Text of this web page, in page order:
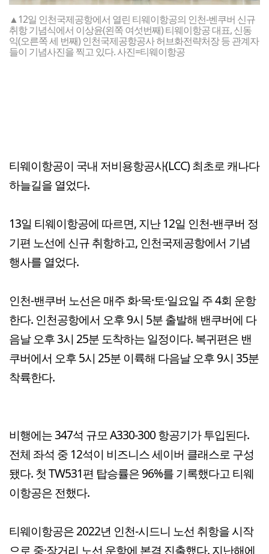
▲12일 인천국제공항에서 열린 티웨이항공의 인천-벤쿠버 신규
취항 기념식에서 이상윤(왼쪽 여섯번째) 티웨이항공 대표, 신동
익(오른쪽 세 번째) 인천국제공항공사 허브화전략처장 등 관계자
들이 기념사진을 찍고 있다. 사진=티웨이항공
티웨이항공이 국내 저비용항공사(LCC) 최초로 캐나다
하늘길을 열었다.
13일 티웨이항공에 따르면, 지난 12일 인천-밴쿠버 정
기편 노선에 신규 취항하고, 인천국제공항에서 기념
행사를 열었다.
인천-밴쿠버 노선은 매주 화·목·토·일요일 주 4회 운항
한다. 인천공항에서 오후 9시 5분 출발해 밴쿠버에 다
음날 오후 3시 25분 도착하는 일정이다. 복귀편은 밴
쿠버에서 오후 5시 25분 이륙해 다음날 오후 9시 35분
착륙한다.
비행에는 347석 규모 A330-300 항공기가 투입된다.
전체 좌석 중 12석이 비즈니스 세이버 클래스로 구성
됐다. 첫 TW531편 탑승률은 96%를 기록했다고 티웨
이항공은 전했다.
티웨이항공은 2022년 인천-시드니 노선 취항을 시작
으로 중·장거리 노선 운항에 본격 진출했다. 지난해에